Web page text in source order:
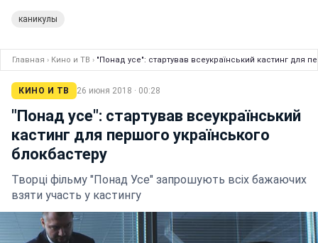
каникулы
Главная › Кино и ТВ › "Понад усе": стартував всеукраїнський кастинг для
КИНО И ТВ 26 июня 2018 · 00:28
"Понад усе": стартував всеукраїнський
кастинг для першого українського
блокбастеру
Творці фільму "Понад Усе" запрошують всіх бажаючих
взяти участь у кастингу